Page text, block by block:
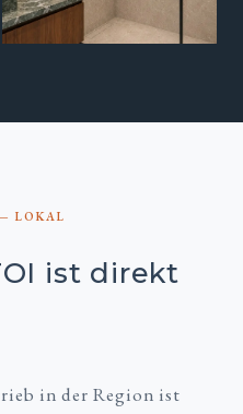
LOKAL
ist direkt
in der Region ist